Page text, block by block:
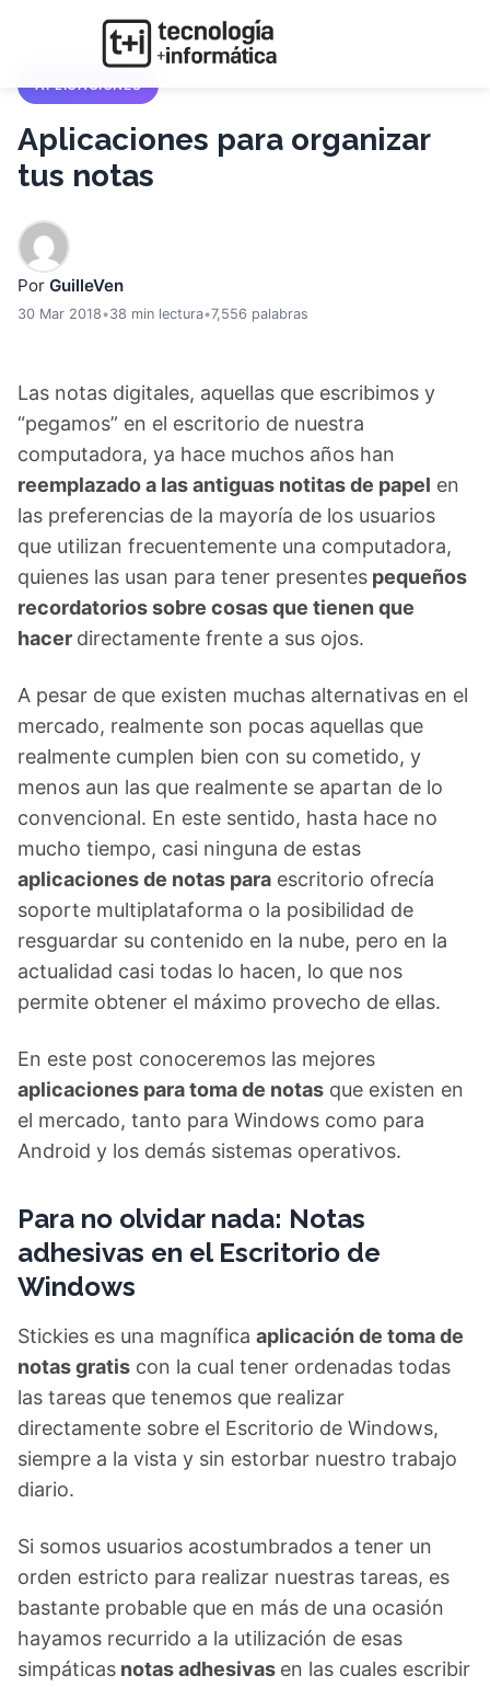
APLICACIONES
Aplicaciones para organizar
tus notas
Por GuilleVen
30 Mar 2018•38 min lectura•7,556 palabras
Las notas digitales, aquellas que escribimos y
“pegamos” en el escritorio de nuestra
computadora, ya hace muchos años han
reemplazado a las antiguas notitas de papel en
las preferencias de la mayoría de los usuarios
que utilizan frecuentemente una computadora,
quienes las usan para tener presentes pequeños
recordatorios sobre cosas que tienen que
hacer directamente frente a sus ojos.
A pesar de que existen muchas alternativas en el
mercado, realmente son pocas aquellas que
realmente cumplen bien con su cometido, y
menos aun las que realmente se apartan de lo
convencional. En este sentido, hasta hace no
mucho tiempo, casi ninguna de estas
aplicaciones de notas para escritorio ofrecía
soporte multiplataforma o la posibilidad de
resguardar su contenido en la nube, pero en la
actualidad casi todas lo hacen, lo que nos
permite obtener el máximo provecho de ellas.
En este post conoceremos las mejores
aplicaciones para toma de notas que existen en
el mercado, tanto para Windows como para
Android y los demás sistemas operativos.
Para no olvidar nada: Notas
adhesivas en el Escritorio de
Windows
Stickies es una magnífica aplicación de toma de
notas gratis con la cual tener ordenadas todas
las tareas que tenemos que realizar
directamente sobre el Escritorio de Windows,
siempre a la vista y sin estorbar nuestro trabajo
diario.
Si somos usuarios acostumbrados a tener un
orden estricto para realizar nuestras tareas, es
bastante probable que en más de una ocasión
hayamos recurrido a la utilización de esas
simpáticas notas adhesivas en las cuales escribir